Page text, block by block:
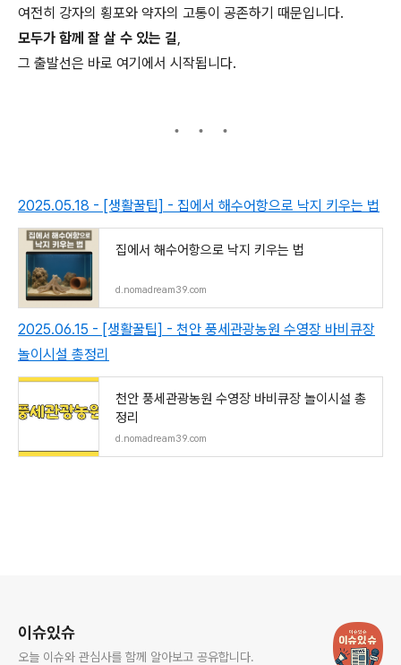
여전히 강자의 횡포와 약자의 고통이 공존하기 때문입니다.
모두가 함께 잘 살 수 있는 길
그 출발선은 바로 여기에서 시작됩니다.
2025.05.18 - [생활꿀팁] - 집에서 해수어항으로 낙지 키우는 법
집에서 해수어항으로 낙지 키우는 법
d.nomadream39.com
2025.06.15 - [생활꿀팁] - 천안 풍세관광농원 수영장 바비큐장
놀이시설 총정리
천안 풍세관광농원 수영장 바비큐장 놀이시설 총
정리
d.nomadream39.com
이슈있슈
오늘 이슈와 관심사를 함께 알아보고 공유합니다.